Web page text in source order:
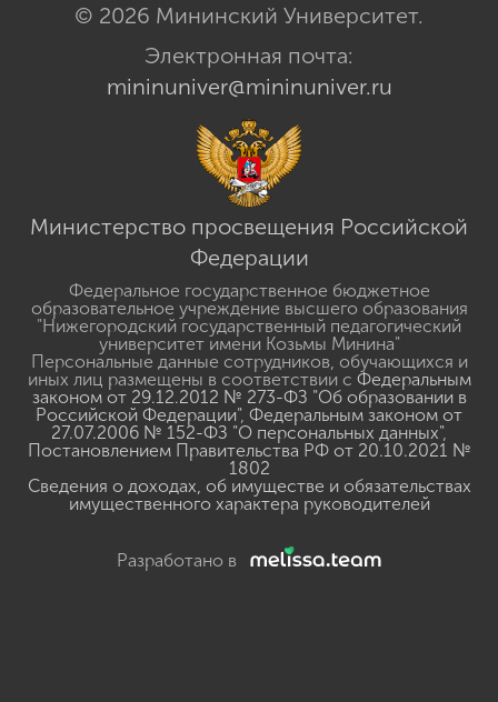
© 2026 Мининский Университет.
Электронная почта:
mininuniver@mininuniver.ru
Министерство просвещения Российской
Федерации
Федеральное государственное бюджетное
образовательное учреждение высшего образования
"Нижегородский государственный педагогический
университет имени Козьмы Минина"
Персональные данные сотрудников, обучающихся и
иных лиц размещены в соответствии с Федеральным
законом от 29.12.2012 № 273-ФЗ "Об образовании в
Российской Федерации", Федеральным законом от
27.07.2006 № 152-ФЗ "О персональных данных",
Постановлением Правительства РФ от 20.10.2021 №
1802
Сведения о доходах, об имуществе и обязательствах
имущественного характера руководителей
Разработано в